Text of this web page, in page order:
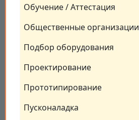
Обучение / Аттестация
Общественные организации
Подбор оборудования
Проектирование
Прототипирование
Пусконаладка